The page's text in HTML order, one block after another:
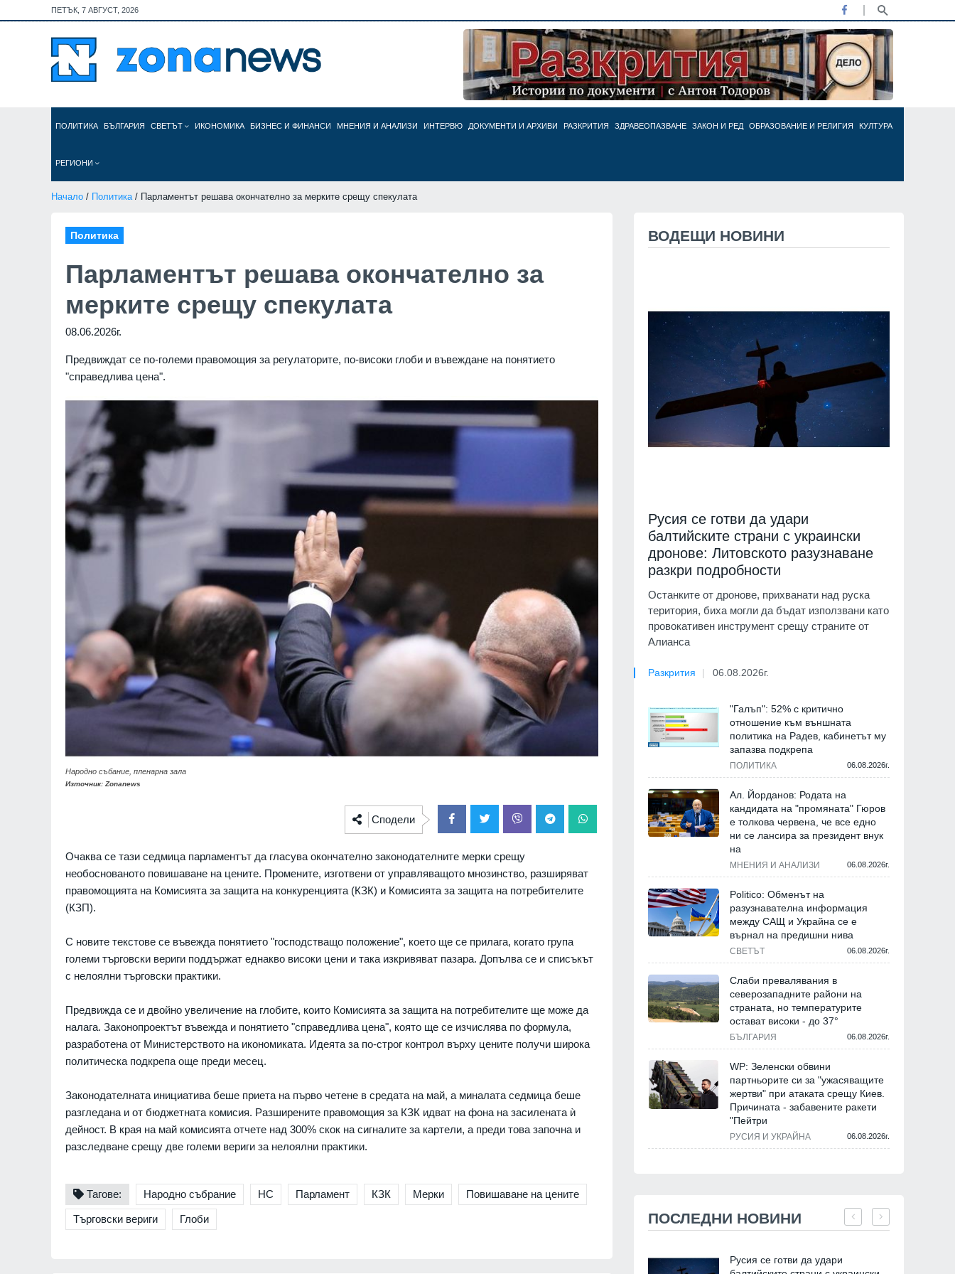
ПЕТЪК, 7 АВГУСТ, 2026
ПОЛИТИКА БЪЛГАРИЯ СВЕТЪТ ИКОНОМИКА БИЗНЕС И ФИНАНСИ МНЕНИЯ И АНАЛИЗИ ИНТЕРВЮ ДОКУМЕНТИ И АРХИВИ РАЗКРИТИЯ ЗДРАВЕОПАЗВАНЕ ЗАКОН И РЕД ОБРАЗОВАНИЕ И РЕЛИГИЯ КУЛТУРА
РЕГИОНИ
Начало / Политика/ Парламентът решава окончателно за мерките срещу спекулата
Политика
Парламентът решава окончателно за
мерките срещу спекулата
08.06.2026г.
Предвиждат се по-големи правомощия за регулаторите, по-високи глоби и въвеждане на понятието
"справедлива цена".
Народно събание, пленарна зала
Източник: Zonanews
Сподели
Очаква се тази седмица парламентът да гласува окончателно законодателните мерки срещу
необоснованото повишаване на цените. Промените, изготвени от управляващото мнозинство, разширяват
правомощията на Комисията за защита на конкуренцията (КЗК) и Комисията за защита на потребителите
(КЗП).
С новите текстове се въвежда понятието "господстващо положение", което ще се прилага, когато група
големи търговски вериги поддържат еднакво високи цени и така изкривяват пазара. Допълва се и списъкът
с нелоялни търговски практики.
Предвижда се и двойно увеличение на глобите, които Комисията за защита на потребителите ще може да
налага. Законопроектът въвежда и понятието "справедлива цена", която ще се изчислява по формула,
разработена от Министерството на икономиката. Идеята за по-строг контрол върху цените получи широка
политическа подкрепа още преди месец.
Законодателната инициатива беше приета на първо четене в средата на май, а миналата седмица беше
разгледана и от бюджетната комисия. Разширените правомощия за КЗК идват на фона на засилената ѝ
дейност. В края на май комисията отчете над 300% скок на сигналите за картели, а преди това започна и
разследване срещу две големи вериги за нелоялни практики.
Тагове: Народно събрание НС Парламент КЗК Мерки Повишаване на цените
Търговски вериги Глоби
ВОДЕЩИ НОВИНИ
Русия се готви да удари
балтийските страни с украински
дронове: Литовското разузнаване
разкри подробности
Останките от дронове, прихванати над руска
територия, биха могли да бъдат използвани като
провокативен инструмент срещу страните от
Алианса
Разкрития 06.08.2026г.
"Галъп": 52% с критично
отношение към външната
политика на Радев, кабинетът му
запазва подкрепа
ПОЛИТИКА 06.08.2026г.
Ал. Йорданов: Родата на
кандидата на "промяната" Гюров
е толкова червена, че все едно
ни се лансира за президент внук
на
МНЕНИЯ И АНАЛИЗИ 06.08.2026г.
Politico: Обменът на
разузнавателна информация
между САЩ и Украйна се е
върнал на предишни нива
СВЕТЪТ 06.08.2026г.
Слаби превалявания в
северозападните райони на
страната, но температурите
остават високи - до 37°
БЪЛГАРИЯ 06.08.2026г.
WP: Зеленски обвини
партньорите си за "ужасяващите
жертви" при атаката срещу Киев.
Причината - забавените ракети
"Пейтри
РУСИЯ И УКРАЙНА 06.08.2026г.
ПОСЛЕДНИ НОВИНИ
Русия се готви да удари